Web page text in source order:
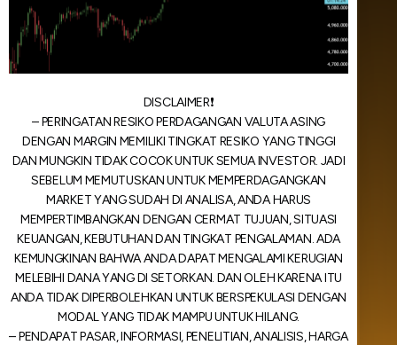
DISCLAIMER❗️
– PERINGATAN RESIKO PERDAGANGAN VALUTA ASING
DENGAN MARGIN MEMILIKI TINGKAT RESIKO YANG TINGGI
DAN MUNGKIN TIDAK COCOK UNTUK SEMUA INVESTOR. JADI
SEBELUM MEMUTUSKAN UNTUK MEMPERDAGANGKAN
MARKET YANG SUDAH DI ANALISA, ANDA HARUS
MEMPERTIMBANGKAN DENGAN CERMAT TUJUAN, SITUASI
KEUANGAN, KEBUTUHAN DAN TINGKAT PENGALAMAN. ADA
KEMUNGKINAN BAHWA ANDA DAPAT MENGALAMI KERUGIAN
MELEBIHI DANA YANG DI SETORKAN. DAN OLEH KARENA ITU
ANDA TIDAK DIPERBOLEHKAN UNTUK BERSPEKULASI DENGAN
MODAL YANG TIDAK MAMPU UNTUK HILANG.
– PENDAPAT PASAR, INFORMASI, PENELITIAN, ANALISIS, HARGA